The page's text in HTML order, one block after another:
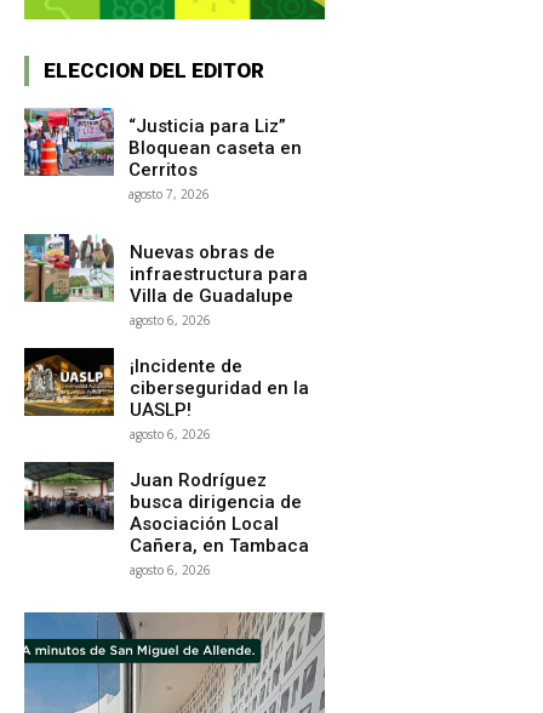
ELECCION DEL EDITOR
“Justicia para Liz”
Bloquean caseta en
Cerritos
agosto 7, 2026
Nuevas obras de
infraestructura para
Villa de Guadalupe
agosto 6, 2026
¡Incidente de
ciberseguridad en la
UASLP!
agosto 6, 2026
Juan Rodríguez
busca dirigencia de
Asociación Local
Cañera, en Tambaca
agosto 6, 2026